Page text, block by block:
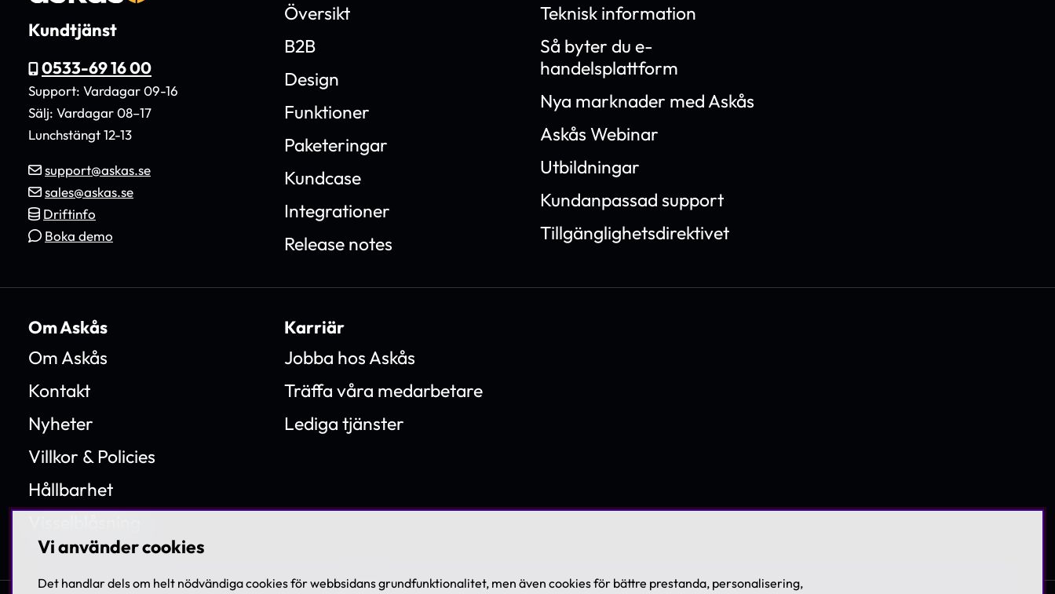
Kundtjänst
0533-69 16 00
Support: Vardagar 09-16
Sälj: Vardagar 08–17
Lunchstängt 12-13
support@askas.se
sales@askas.se
Driftinfo
Boka demo
Översikt
B2B
Design
Funktioner
Paketeringar
Kundcase
Integrationer
Release notes
Teknisk information
Så byter du e-
handelsplattform
Nya marknader med Askås
Askås Webinar
Utbildningar
Kundanpassad support
Tillgänglighetsdirektivet
Om Askås
Om Askås
Kontakt
Nyheter
Villkor & Policies
Hållbarhet
Karriär
Jobba hos Askås
Träffa våra medarbetare
Lediga tjänster
Vi använder cookies
Det handlar dels om helt nödvändiga cookies för webbsidans grundfunktionalitet, men även cookies för bättre prestanda, personalisering,